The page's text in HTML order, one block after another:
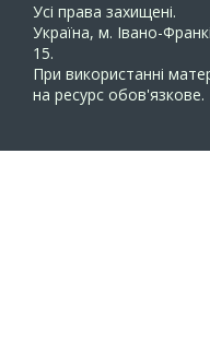
Усi права захищенi.
Україна, м. Івано-
15.
При використанні
на ресурс обов'язкове.